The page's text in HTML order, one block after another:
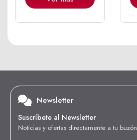
Newsletter
Suscríbete al Newsletter
Noticias y ofertas directamente a tu buzón